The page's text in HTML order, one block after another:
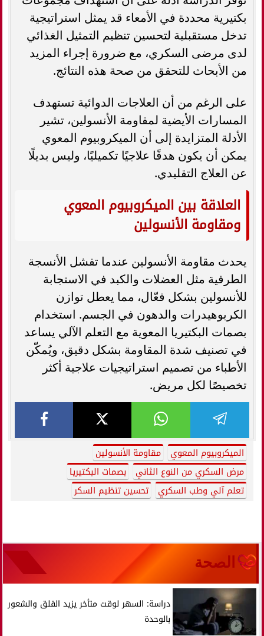
بكتيرية محددة في الأمعاء قد يمثل استراتيجية
تدخل مستقبلية لتحسين تنظيم التمثيل الغذائي
لدى مرضى السكري، مع ضرورة إجراء المزيد
من الأبحاث للتحقق من صحة هذه النتائج.
على الرغم من أن العلاجات الدوائية تستهدف
المسارات الأيضية لمقاومة الأنسولين، تشير
الأدلة المتزايدة إلى أن الميكروبيوم المعوي
يمكن أن يكون هدفًا علاجيًا تكميليًا، وليس بديلًا
عن العلاج التقليدي.
العلاقة بين الميكروبيوم المعوي
ومقاومة الأنسولين
يحدث مقاومة الأنسولين عندما تفشل الأنسجة
الطرفية مثل العضلات والكبد في الاستجابة
للأنسولين بشكل فعّال، مما يعطل توازن
الكربوهيدرات والدهون في الجسم. استخدام
بصمات البكتيريا المعوية مع التعلم الآلي يساعد
في تصنيف شدة المقاومة بشكل دقيق، ويُمكّن
الأطباء من تصميم استراتيجيات علاجية أكثر
تخصيصًا لكل مريض.
الميكروبيوم المعوي
مقاومة الأنسولين
مرض السكري من النوع الثاني
بصمات البكتيريا
تعلم آلي وطب السكري
تحسين تنظيم السكر
الصحة
دراسة: السهر لوقت متأخر يزيد القلق والشعور
بالوحدة